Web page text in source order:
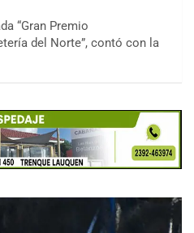
“Gran Premio
del Norte”, contó con la